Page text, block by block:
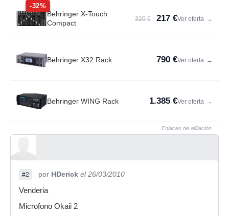
-32%
Behringer X-Touch
Compact
320 € 217 €Ver oferta →
Behringer X32 Rack 790 €Ver oferta →
Behringer WING Rack 1.385 €Ver oferta →
Enlaces de afiliación
#2 por HDerick el 26/03/2010
Venderia
Microfono Okaii 2